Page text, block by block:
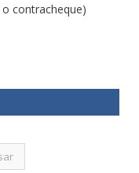
contracheque)